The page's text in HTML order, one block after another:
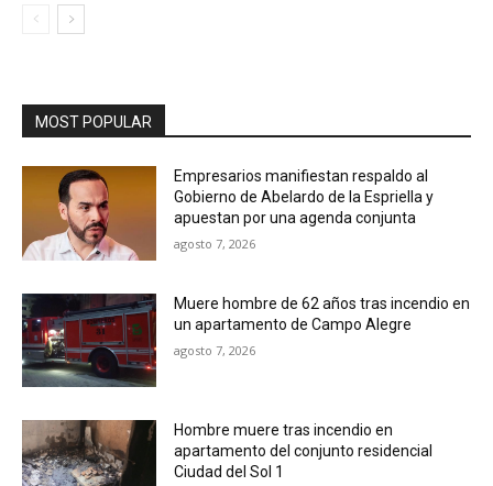
MOST POPULAR
Empresarios manifiestan respaldo al
Gobierno de Abelardo de la Espriella y
apuestan por una agenda conjunta
agosto 7, 2026
Muere hombre de 62 años tras incendio en
un apartamento de Campo Alegre
agosto 7, 2026
Hombre muere tras incendio en
apartamento del conjunto residencial
Ciudad del Sol 1